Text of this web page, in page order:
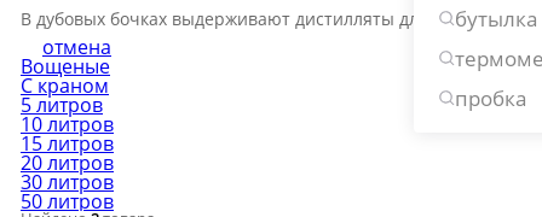
бутылка
пробка
Копчение и колбасы
Консервирование
Дубовые бочки и кадки
Пивоварение
Виски
Ром
Джин
Наливки и
В дубовых бочках выдерживают дистилляты для придания
отмена
Вощеные
С краном
5 литров
10 литров
15 литров
20 литров
30 литров
50 литров